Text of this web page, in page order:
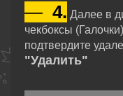
— 4. Далее в
чекбоксы
подтвердите
"Удалить"